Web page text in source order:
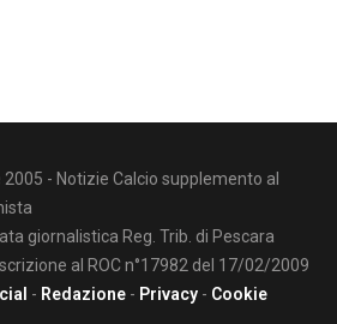
- Notizie Calcio supplemento al
giornalistica Reg. Trib. di Pescara
al ROC n°17982 del 17/02/2009
- Redazione - Privacy - Cookie